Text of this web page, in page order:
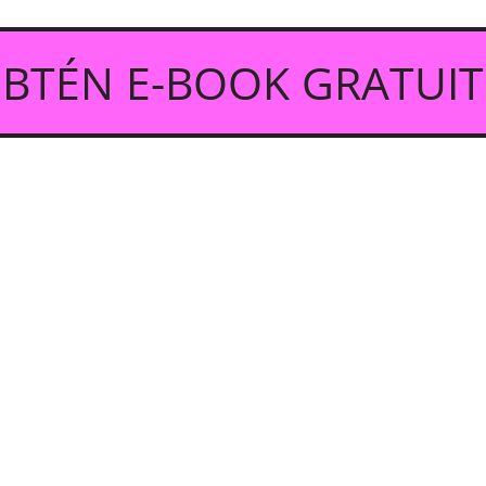
E-BOOK